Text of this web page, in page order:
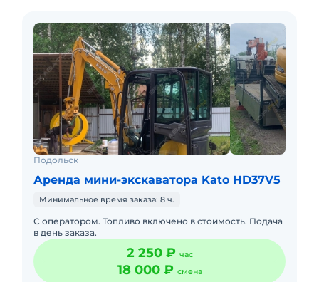
Подольск
Аренда мини-экскаватора Kato HD37V5
Минимальное время заказа: 8 ч.
С оператором. Топливо включено в стоимость. Подача
в день заказа.
2 250 ₽ час
18 000 ₽ смена